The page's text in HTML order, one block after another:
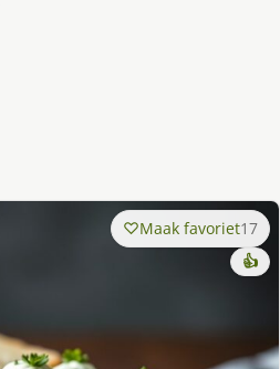
Maak favoriet17
👍